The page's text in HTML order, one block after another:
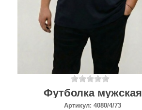
Футболка мужская
Артикул: 4080/4/73